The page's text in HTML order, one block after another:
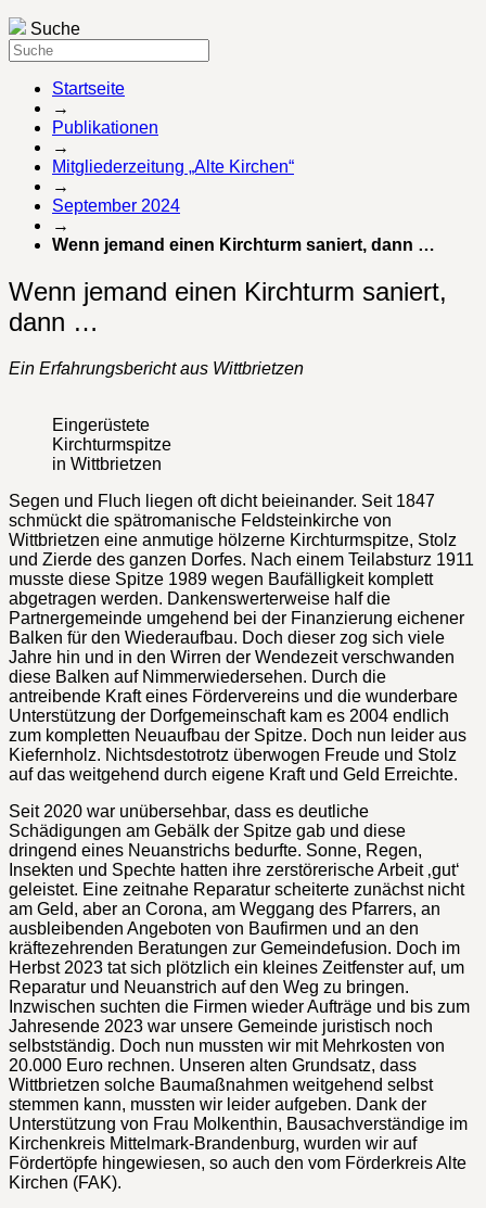
Suche
Startseite
→
Publikationen
→
Mitgliederzeitung „Alte Kirchen“
→
September 2024
→
Wenn jemand einen Kirchturm saniert, dann …
Wenn jemand einen Kirchturm saniert,
dann …
Ein Erfahrungsbericht aus Wittbrietzen
Eingerüstete
Kirchturmspitze
in Wittbrietzen
Segen und Fluch liegen oft dicht beieinander. Seit 1847
schmückt die spätromanische Feldsteinkirche von
Wittbrietzen eine anmutige hölzerne Kirchturmspitze, Stolz
und Zierde des ganzen Dorfes. Nach einem Teilabsturz 1911
musste diese Spitze 1989 wegen Baufälligkeit komplett
abgetragen werden. Dankenswerterweise half die
Partnergemeinde umgehend bei der Finanzierung eichener
Balken für den Wiederaufbau. Doch dieser zog sich viele
Jahre hin und in den Wirren der Wendezeit verschwanden
diese Balken auf Nimmerwiedersehen. Durch die
antreibende Kraft eines Fördervereins und die wunderbare
Unterstützung der Dorfgemeinschaft kam es 2004 endlich
zum kompletten Neuaufbau der Spitze. Doch nun leider aus
Kiefernholz. Nichtsdestotrotz überwogen Freude und Stolz
auf das weitgehend durch eigene Kraft und Geld Erreichte.
Seit 2020 war unübersehbar, dass es deutliche
Schädigungen am Gebälk der Spitze gab und diese
dringend eines Neuanstrichs bedurfte. Sonne, Regen,
Insekten und Spechte hatten ihre zerstörerische Arbeit ‚gut‘
geleistet. Eine zeitnahe Reparatur scheiterte zunächst nicht
am Geld, aber an Corona, am Weggang des Pfarrers, an
ausbleibenden Angeboten von Baufirmen und an den
kräftezehrenden Beratungen zur Gemeindefusion. Doch im
Herbst 2023 tat sich plötzlich ein kleines Zeitfenster auf, um
Reparatur und Neuanstrich auf den Weg zu bringen.
Inzwischen suchten die Firmen wieder Aufträge und bis zum
Jahresende 2023 war unsere Gemeinde juristisch noch
selbstständig. Doch nun mussten wir mit Mehrkosten von
20.000 Euro rechnen. Unseren alten Grundsatz, dass
Wittbrietzen solche Baumaßnahmen weitgehend selbst
stemmen kann, mussten wir leider aufgeben. Dank der
Unterstützung von Frau Molkenthin, Bausachverständige im
Kirchenkreis Mittelmark-Brandenburg, wurden wir auf
Fördertöpfe hingewiesen, so auch den vom Förderkreis Alte
Kirchen (FAK).